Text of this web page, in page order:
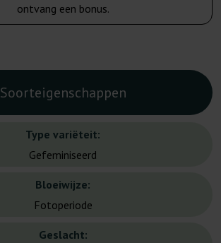
ontvang een bonus.
Soorteigenschappen
Type variëteit:
Gefeminiseerd
Bloeiwijze:
Fotoperiode
Geslacht: